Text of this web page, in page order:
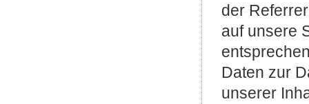
der
auf unsere
Daten zur
unserer